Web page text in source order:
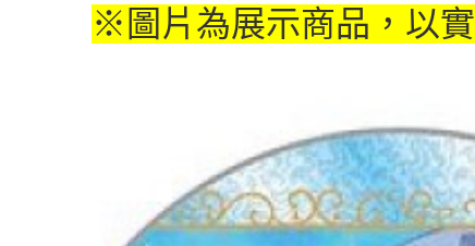
宅配-木
每筆
黑貓宅
每筆
※圖片為展示商品，以